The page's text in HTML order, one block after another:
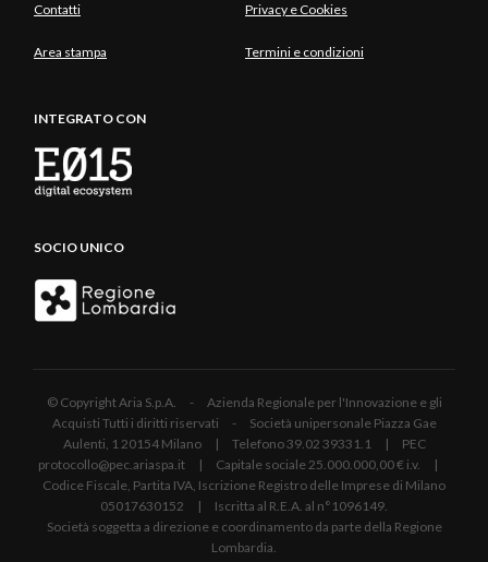
Contatti Privacy e Cookies
Area stampa Termini e condizioni
INTEGRATO CON
SOCIO UNICO
© Copyright Aria S.p.A. - Azienda Regionale per l'Innovazione e gli
Acquisti Tutti i diritti riservati - Società unipersonale Piazza Gae
Aulenti, 1 20154 Milano | Telefono 39.02 39331.1 | PEC
protocollo@pec.ariaspa.it | Capitale sociale 25.000.000,00 € i.v. |
Codice Fiscale, Partita IVA, Iscrizione Registro delle Imprese di Milano
05017630152 | Iscritta al R.E.A. al n°1096149.
Società soggetta a direzione e coordinamento da parte della Regione
Lombardia.